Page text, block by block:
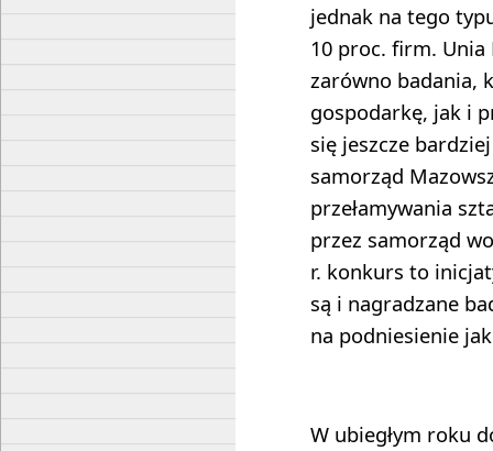
jednak na tego
10 proc. firm.
zarówno badania,
gospodarkę, jak i
się jeszcze
samorząd
przełamywania
przez samorząd
r. konkurs to
są i nagradzane
na podniesienie
W ubiegłym roku